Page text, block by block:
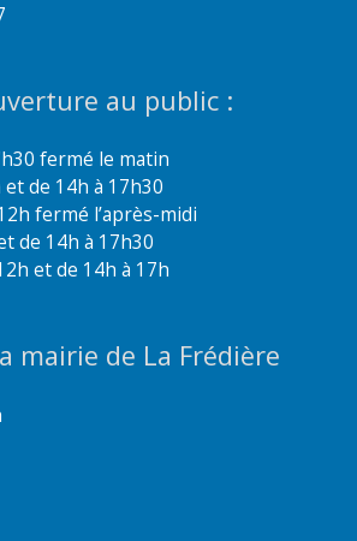
au public :
fermé le matin
de 14h à 17h30
fermé l’après-midi
de 14h à 17h30
et de 14h à 17h
mairie de La Frédière